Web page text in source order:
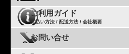
ご利用ガイド
支払い方法 / 配送方法 / 会社概要
お問い合せ